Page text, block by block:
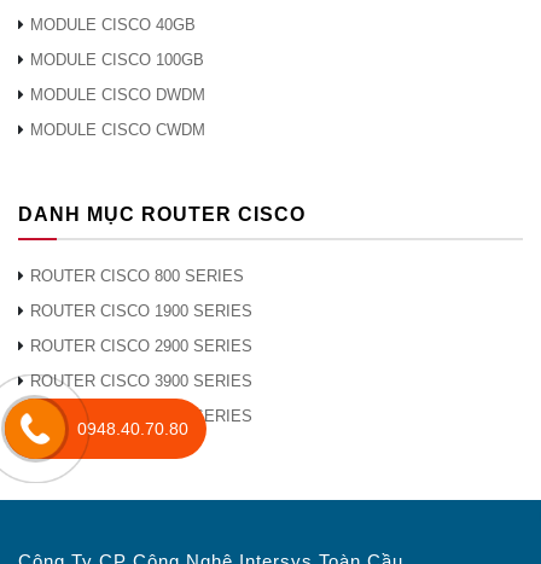
MODULE CISCO 40GB
MODULE CISCO 100GB
MODULE CISCO DWDM
MODULE CISCO CWDM
DANH MỤC ROUTER CISCO
ROUTER CISCO 800 SERIES
ROUTER CISCO 1900 SERIES
ROUTER CISCO 2900 SERIES
ROUTER CISCO 3900 SERIES
ROUTER CISCO 4000 SERIES
0948.40.70.80